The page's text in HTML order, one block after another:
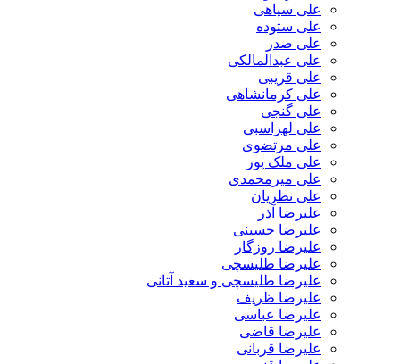
علی سپاهی
علی ستوده
علی صدر
علی عبدالمالکی
علی قریبی
علی کرمانشاهی
علی گنجی
علی لهراسبی
علی مرتضوی
علی ملک پور
علی میرمحمدی
علی نظریان
علیرضا آذر
علیرضا حسینی
علیرضا روزگار
علیرضا طلیسچی
علیرضا طلیسچی و سعید آتانی
علیرضا ظریف
علیرضا عباسی
علیرضا قاضی
علیرضا قربانی